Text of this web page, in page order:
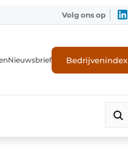
Volg ons op
Nieuwsbrief Bedrijvenindex